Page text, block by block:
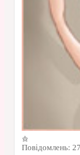
Повідомлень: 27